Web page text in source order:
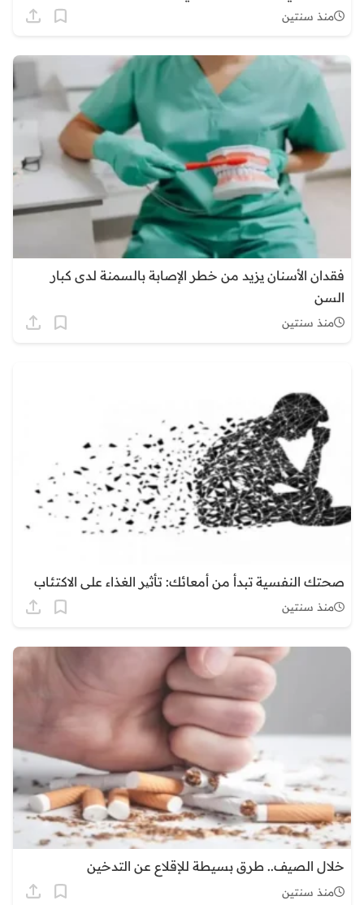
منذ سنتين
فقدان الأسنان يزيد من خطر الإصابة بالسمنة لدى كبار
السن
منذ سنتين
صحتك النفسية تبدأ من أمعائك: تأثیر الغذاء على الاكتئاب
منذ سنتين
خلال الصيف.. طرق بسيطة للإقلاع عن التدخين
منذ سنتين